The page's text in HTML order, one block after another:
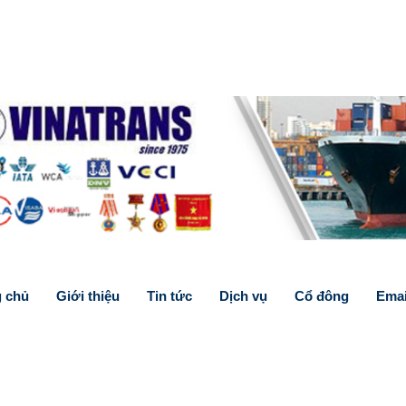
chủ Giới thiệu Tin tức Dịch vụ Cổ đông